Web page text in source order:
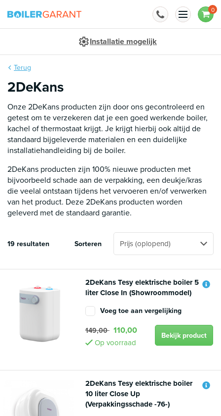
0
Installatie mogelijk
Terug
2DeKans
Onze 2DeKans producten zijn door ons gecontroleerd en
getest om te verzekeren dat je een goed werkende boiler,
kachel of thermostaat krijgt. Je krijgt hierbij ook altijd de
standaard bijgeleverde materialen en een duidelijke
installatiehandleiding bij de boiler.
2DeKans producten zijn 100% nieuwe producten met
bijvoorbeeld schade aan de verpakking, een deukje/kras
die veelal ontstaan tijdens het vervoeren en/of verwerken
van het product. Deze 2DeKans producten worden
geleverd met de standaard garantie.
19 resultaten Sorteren
2DeKans Tesy elektrische boiler 5
liter Close In (Showroommodel)
Voeg toe aan vergelijking
149,00 110,00
Op voorraad
Bekijk product
2DeKans Tesy elektrische boiler
10 liter Close Up
(Verpakkingsschade -76-)